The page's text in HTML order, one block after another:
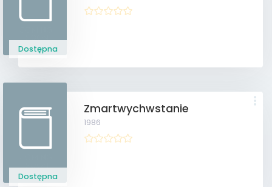
Dostępna
Dostępna
Zmartwychwstanie
1986